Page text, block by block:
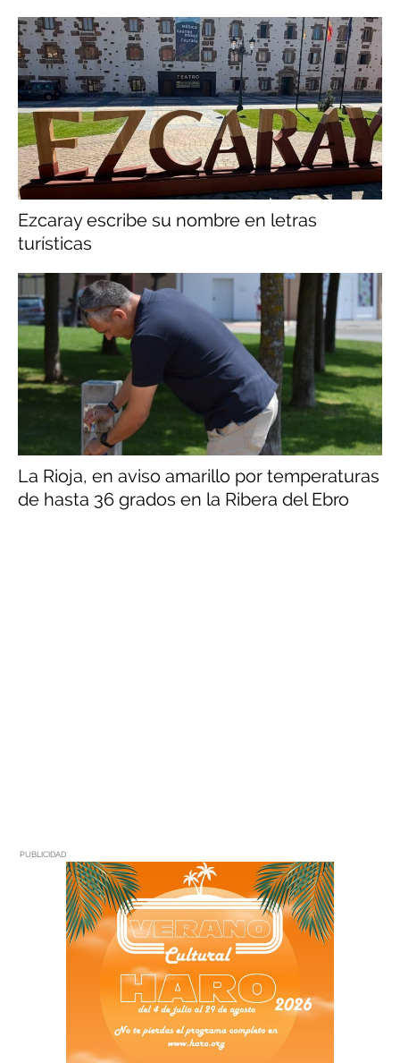
Ezcaray escribe su nombre en letras
turísticas
La Rioja, en aviso amarillo por temperaturas
de hasta 36 grados en la Ribera del Ebro
PUBLICIDAD